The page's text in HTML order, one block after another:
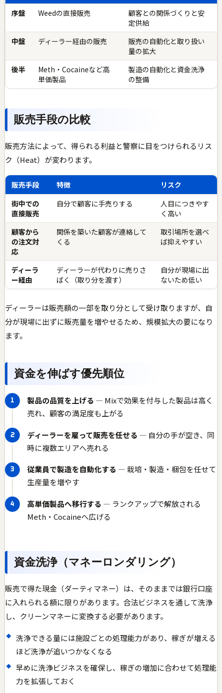
序盤
Weedの直接販売
顧客との関係づくりと安
定供給
中盤
ディーラー経由の販売
販売の自動化と取り扱い
量の拡大
後半
Meth・Cocaineなど高
単価製品
製造の自動化と資金洗浄
の整備
販売手段の比較
販売方法によって、得られる利益と警察に目をつけられるリス
ク（Heat）が変わります。
販売手段 特徴
リスク
街中での
直接販売
自分で顧客に手売りする
人目につきやす
く高い
顧客から
の注文対
応
関係を築いた顧客が連絡して
くる
取引場所を選べ
ば抑えやすい
ディーラ
ー経由
ディーラーが代わりに売りさ
ばく（取り分を渡す）
自分が現場に出
ないため低い
ディーラーは販売額の一部を取り分として受け取りますが、自
分が現場に出ずに販売量を増やせるため、規模拡大の要になり
ます。
資金を伸ばす優先順位
製品の品質を上げる — Mixで効果を付与した製品は高く
売れ、顧客の満足度も上がる
ディーラーを雇って販売を任せる — 自分の手が空き、同
時に複数エリアへ売れる
従業員で製造を自動化する — 栽培・製造・梱包を任せて
生産量を増やす
高単価製品へ移行する — ランクアップで解放される
Meth・Cocaineへ広げる
資金洗浄（マネーロンダリング）
販売で得た現金（ダーティマネー）は、そのままでは銀行口座
に入れられる額に限りがあります。合法ビジネスを通して洗浄
し、クリーンマネーに変換する必要があります。
洗浄できる量には施設ごとの処理能力があり、稼ぎが増える
ほど洗浄が追いつかなくなる
早めに洗浄ビジネスを確保し、稼ぎの増加に合わせて処理能
力を拡張しておく